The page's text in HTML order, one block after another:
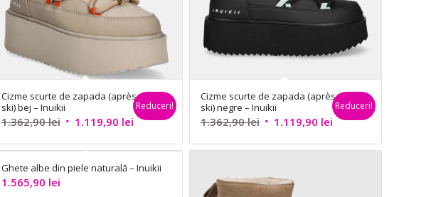
Cizme scurte de zapada (après-
ski) bej – Inuikii
1.362,90lei Prețul
a
fost:
1.119,90 leiPrețul
este:
1.119,90 lei.
Reduceri!
Cizme scurte de zapada (après-
ski) negre – Inuikii
1.362,90lei Prețul
a
1.362,90 lei.
1.119,90 leiPrețul
este:
Reduceri!
Ghete albe din piele naturală – Inuikii
1.565,90 lei